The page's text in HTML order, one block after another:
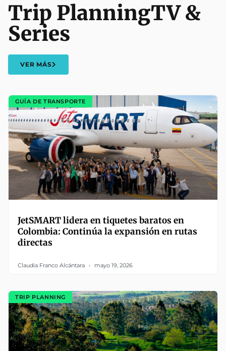
Trip PlanningTV &
Series
VER MÁS
GUÍA DE TRANSPORTE
JetSMART lidera en tiquetes baratos en
Colombia: Continúa la expansión en rutas
directas
Claudia Franco Alcántara mayo 19, 2026
TRIP PLANNING